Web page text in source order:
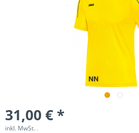
31,00 € *
inkl. MwSt. .